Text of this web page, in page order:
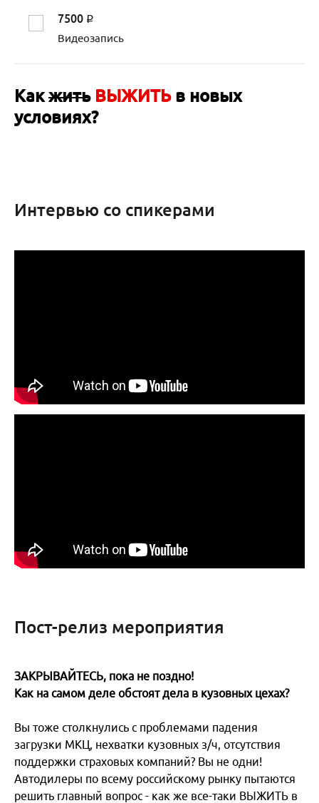
7500 q
Видеозапись
Какжить ВЫЖИТЬв новых
условиях?
Интервью со спикерами
Пост-релиз мероприятия
ЗАКРЫВАЙТЕСЬ, пока не поздно!
Как на самом деле обстоят дела в кузовных цехах?
Вы тоже столкнулись с проблемами падения
загрузки МКЦ, нехватки кузовных з/ч, отсутствия
поддержки страховых компаний? Вы не одни!
Автодилеры по всему российскому рынку пытаются
решить главный вопрос - как же все-таки ВЫЖИТЬ в